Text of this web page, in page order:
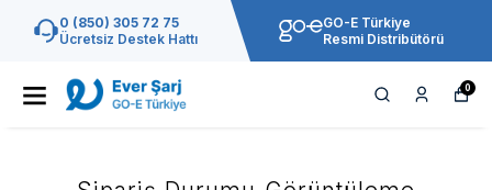
0 (850) 305 72 75
Ücretsiz Destek Hattı
GO-E Türkiye
Resmi Distribütörü
0